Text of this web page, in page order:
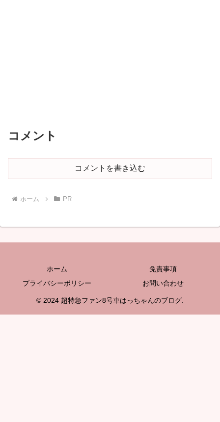
コメント
コメントを書き込む
ホーム PR
ホーム
免責事項
プライバシーポリシー
お問い合わせ
© 2024 超特急ファン8号車はっちゃんのブログ.